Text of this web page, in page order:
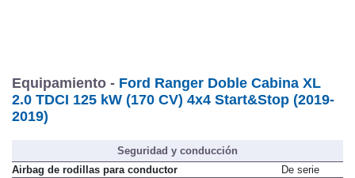
Equipamiento - Ford Ranger Doble Cabina XL
2.0 TDCI 125 kW (170 CV) 4x4 Start&Stop (2019-
2019)
Seguridad y conducción
Airbag de rodillas para conductor
De serie